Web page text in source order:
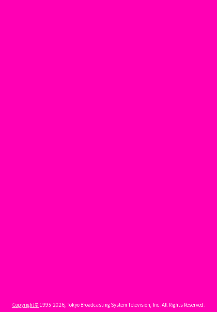
Copyright© 1995-2026, Tokyo Broadcasting System Television, Inc. All Rights Reserved.